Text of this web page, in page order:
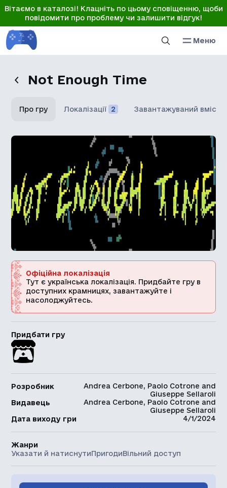
Вітаємо в каталозі! Клацніть по цьому сповіщенню, щоби
повідомити про проблему чи залишити відгук!
Меню
Not Enough Time
Про гру Локалізації 2 Завантажуваний вміст
Офіційна локалізація
Тут є українська локалізація. Придбайте гру в
доступних крамницях, завантажуйте і
насолоджуйтесь.
Придбати гру
Розробник
Andrea Cerbone, Paolo Cotrone and
Giuseppe Sellaroli
Видавець
Andrea Cerbone, Paolo Cotrone and
Giuseppe Sellaroli
Дата виходу гри
4/1/2024
Жанри
Указати й натиснутиПригодиВільний доступ